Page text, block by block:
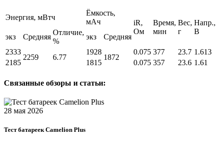
Энергия, мВтч
Ёмкость,
мАч
iR,
Ом
Время,
мин
Вес,
г
Напр.,
В
экз Средняя
Отличие,
%
экз
Средняя
2333
2259 6.77
1928
1872
0.075 377 23.7 1.613
2185
1815 0.075 357 23.6 1.61
Связанные обзоры и статьи:
28 мая 2026
Тест батареек Camelion Plus